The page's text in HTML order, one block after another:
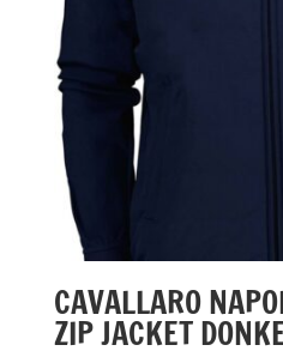
CAVALLARO
ZIP JACKET